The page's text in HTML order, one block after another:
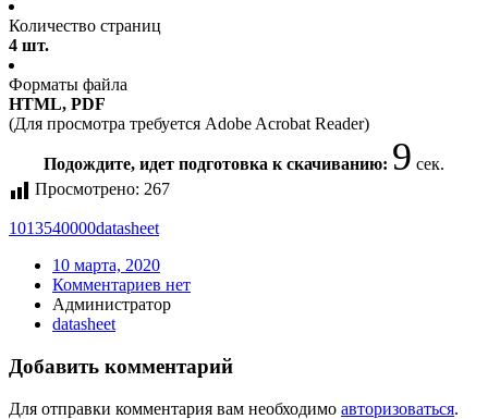
Количество страниц
4 шт.
Форматы файла
HTML, PDF
(Для просмотра требуется Adobe Acrobat Reader)
Подождите, идет подготовка к скачиванию: 9 сек.
Просмотрено: 267
1013540000datasheet
10 марта, 2020
Комментариев нет
Администратор
datasheet
Добавить комментарий
Для отправки комментария вам необходимо авторизоваться.